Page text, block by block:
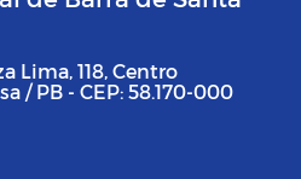
Lima, 118, Centro
/ PB - CEP: 58.170-000